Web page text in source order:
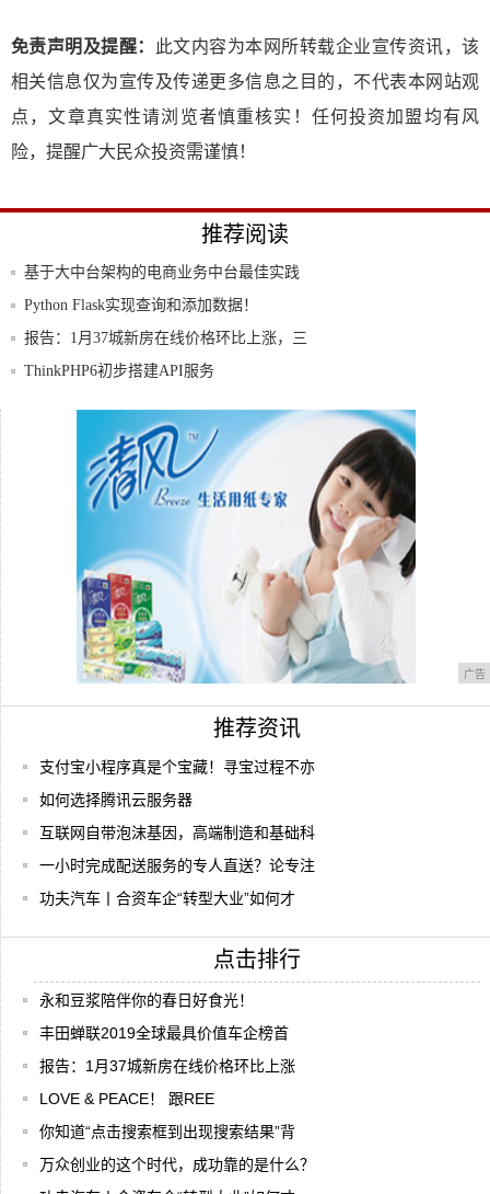
免责声明及提醒：
此文内容为本网所转载企业宣传资讯，该
相关信息仅为宣传及传递更多信息之目的，不代表本网站观
点，文章真实性请浏览者慎重核实！任何投资加盟均有风
险，提醒广大民众投资需谨慎！
推荐阅读
基于大中台架构的电商业务中台最佳实践
Python Flask实现查询和添加数据！
报告：1月37城新房在线价格环比上涨，三
居室
ThinkPHP6初步搭建API服务
中国移动再次确认：10年不换号的5星级用
广告
推荐资讯
支付宝小程序真是个宝藏！寻宝过程不亦
如何选择腾讯云服务器
互联网自带泡沫基因，高端制造和基础科
一小时完成配送服务的专人直送？论专注
功夫汽车丨合资车企“转型大业”如何才
点击排行
永和豆浆陪伴你的春日好食光！
丰田蝉联2019全球最具价值车企榜首
报告：1月37城新房在线价格环比上涨
LOVE & PEACE！ 跟REE
你知道“点击搜索框到出现搜索结果”背
万众创业的这个时代，成功靠的是什么？